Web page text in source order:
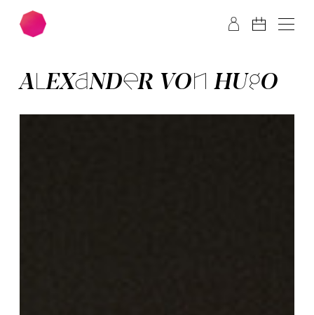
Zum Hauptinhalt springen Zum Footer springen
ALE­XANDER VON HUGO